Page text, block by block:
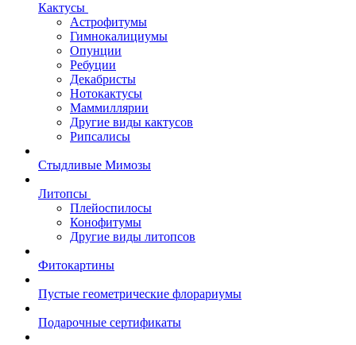
Кактусы
Астрофитумы
Гимнокалициумы
Опунции
Ребуции
Декабристы
Нотокактусы
Маммиллярии
Другие виды кактусов
Рипсалисы
Стыдливые Мимозы
Литопсы
Плейоспилосы
Конофитумы
Другие виды литопсов
Фитокартины
Пустые геометрические флорариумы
Подарочные сертификаты